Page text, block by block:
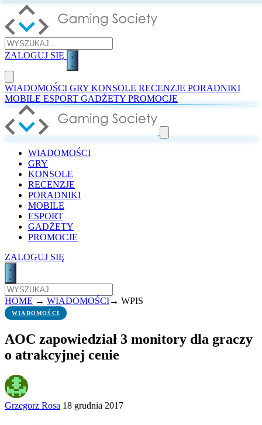
ZALOGUJ SIĘ
WIADOMOŚCI GRY KONSOLE RECENZJE PORADNIKI
MOBILE ESPORT GADŻETY PROMOCJE
WIADOMOŚCI
GRY
KONSOLE
RECENZJE
PORADNIKI
MOBILE
ESPORT
GADŻETY
PROMOCJE
ZALOGUJ SIĘ
HOME → WIADOMOŚCI→ WPIS
WIADOMOŚCI
AOC zapowiedział 3 monitory dla graczy
o atrakcyjnej cenie
Grzegorz Rosa 18 grudnia 2017